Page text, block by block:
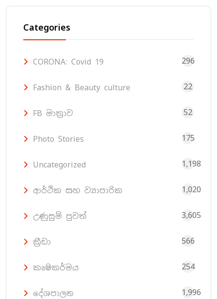
Categories
CORONA: Covid 19 296
Fashion & Beauty culture 22
FB මාත්‍රාව 52
Photo Stories 175
Uncategorized 1,198
ආර්ථික සහ ව්‍යාපාරික 1,020
උණුසුම් පුවත් 3,605
ක්‍රීඩා 566
කෘෂිකර්මය 254
දේශපාලන 1,996